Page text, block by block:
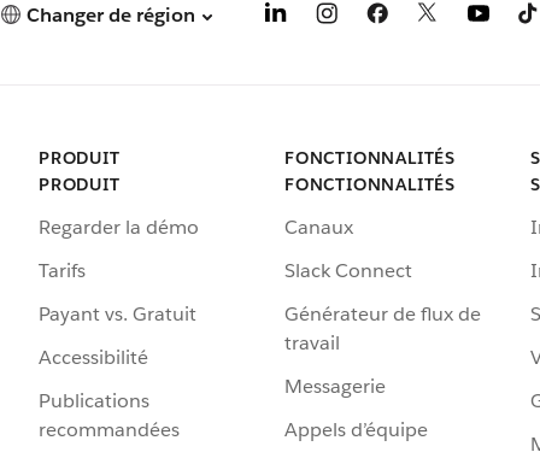
Changer de région
PRODUIT
PRODUIT
Regarder la démo
Tarifs
Payant vs. Gratuit
Accessibilité
Publications
recommandées
FONCTIONNALITÉS
FONCTIONNALITÉS
Canaux
Slack Connect
Générateur de flux de
travail
Messagerie
Appels d’équipe